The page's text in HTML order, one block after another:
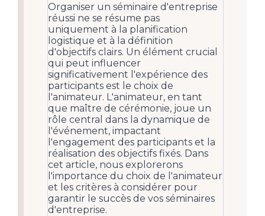
Organiser un séminaire d'entreprise
réussi ne se résume pas
uniquement à la planification
logistique et à la définition
d'objectifs clairs. Un élément crucial
qui peut influencer
significativement l'expérience des
participants est le choix de
l'animateur. L'animateur, en tant
que maître de cérémonie, joue un
rôle central dans la dynamique de
l'événement, impactant
l'engagement des participants et la
réalisation des objectifs fixés. Dans
cet article, nous explorerons
l'importance du choix de l'animateur
et les critères à considérer pour
garantir le succès de vos séminaires
d'entreprise.